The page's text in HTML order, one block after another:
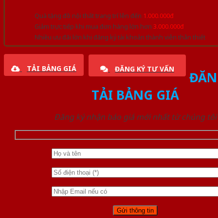
Quà tặng đồ nội thất trang trí lên đến 1.000.000đ
Giảm trực tiếp khi mua đơn hàng lớn hơn 3.000.000đ
Nhiều ưu đãi lớn khi đăng ký tài khoản thành viên thân thiết
TẢI BẢNG GIÁ ĐĂNG KÝ TƯ VẤN
TẢI BẢNG GIÁ
Đăng ký nhận báo giá mới nhất từ chúng tôi